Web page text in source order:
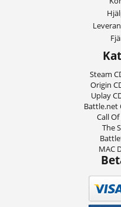
Steam
Origin
Uplay
Battle.net
Call
The
MAC